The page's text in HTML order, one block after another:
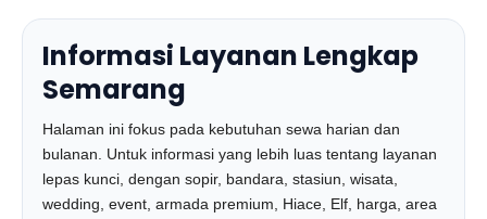
Informasi Layanan Lengkap
Semarang
Halaman ini fokus pada kebutuhan sewa harian dan
bulanan. Untuk informasi yang lebih luas tentang layanan
lepas kunci, dengan sopir, bandara, stasiun, wisata,
wedding, event, armada premium, Hiace, Elf, harga, area